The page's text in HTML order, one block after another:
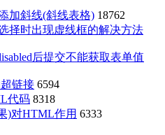
加斜线(斜线表格) 18762
择时出现虚线框的解决方法
后提交不能获取表单值
链接 6594
代码 8318
)对HTML作用 6333